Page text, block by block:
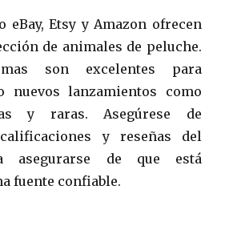
eBay, Etsy y Amazon ofrecen
de animales de peluche.
son excelentes para
nuevos lanzamientos como
y raras. Asegúrese de
y reseñas del
asegurarse de que está
fuente confiable.